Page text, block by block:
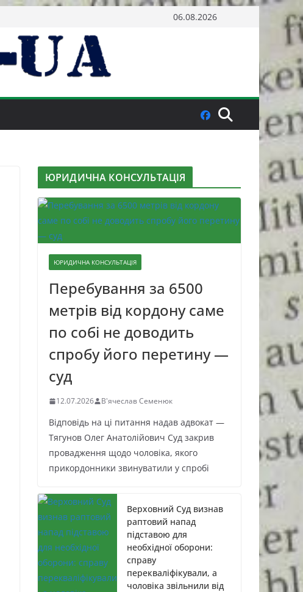
06.08.2026
ЮРИДИЧНА КОНСУЛЬТАЦІЯ
ЮРИДИЧНА КОНСУЛЬТАЦІЯ
Перебування за 6500
метрів від кордону саме
по собі не доводить
спробу його перетину —
суд
12.07.2026 В'ячеслав Семенюк
Відповідь на ці питання надав адвокат —
Тягунов Олег Анатолійович Суд закрив
провадження щодо чоловіка, якого
прикордонники звинуватили у спробі
Верховний Суд визнав
раптовий напад
підставою для
необхідної оборони:
справу
перекваліфікували, а
чоловіка звільнили від